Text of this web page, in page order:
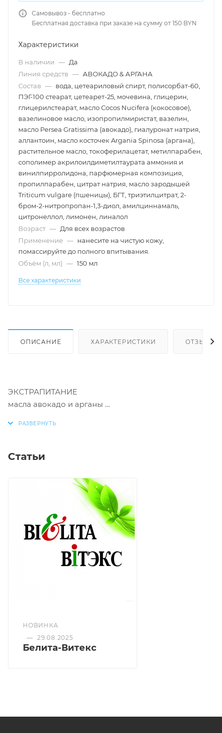
Самовывоз - бесплатно
Бесплатная доставка при заказе на сумму от 150 BYN
Характеристики
В наличии — Да
Линия средств — АВОКАДО & АРГАНА
Состав — вода, цетеариловый спирт, полисорбат-60,
ПЭГ-100 стеарат, цетеарет-25, мочевина, глицерин,
глицерилстеарат, масло Cocos Nucifera (кокосовое),
вазелиновое масло, изопропилмиристат, вазелин,
масло Persea Gratissima (авокадо), гиалуронат натрия,
аллантоин, масло косточек Argania Spinosa (аргана),
растительное масло, токоферилацетат, метилпарабен,
сополимер акрилоилдиметилтаурата аммония и
винилпирролидона, парфюмерная композиция,
пропилпарабен, цитрат натрия, масло зародышей
Triticum vulgare (пшеницы), БГТ, триэтилцитрат, 2-
бром-2-нитропропан-1,3-диол, амилциннамаль,
цитронеллол, лимонен, линалол
Возраст — Для всех возрастов
Применение — нанесите на чистую кожу,
помассируйте до полного впитывания.
Объём (л, мл) — 150 мл
Все характеристики
ОПИСАНИЕ ХАРАКТЕРИСТИКИ ОТЗЫВЫ
ЭКСТРАПИТАНИЕ
масла авокадо и арганы
- атопичная кожа
- склонность к шелушению и раздражениям
Активный крем для рук тает при нанесении на кожу,
превращаясь в экстрапитательное масло, насыщает
эпидермис ценнейшими веществами, в которых так
нуждается сухая и атопичная кожа.
Масла авокадо, арганы и кокоса глубоко питают
Гиалуроновая кислота и мочевина интенсивно и
Статьи
НОВИНКА
— 29.08.2025
Белита-Витекс